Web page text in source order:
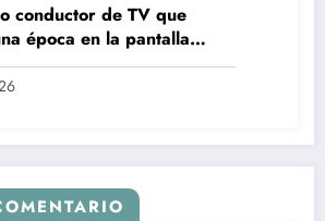
conductor de TV que
época en la pantalla
repentino fallecimiento